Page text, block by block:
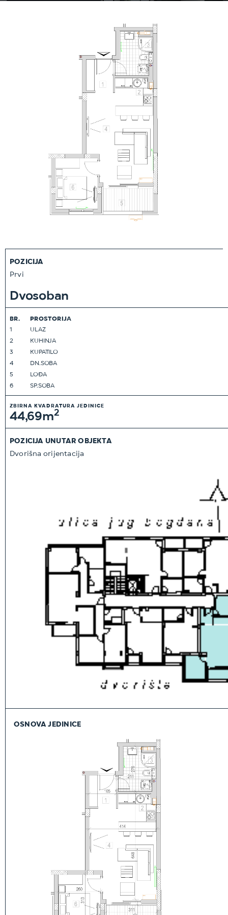
POZICIJA
Prvi
Dvosoban
BR.
PROSTORIJA
1
ULAZ
2
KUHINJA
3
KUPATILO
4
DN.SOBA
5
LOĐA
6
SP.SOBA
ZBIRNA KVADRATURA JEDINICE
44,69m2
POZICIJA UNUTAR OBJEKTA
Dvorišna orijentacija
OSNOVA JEDINICE